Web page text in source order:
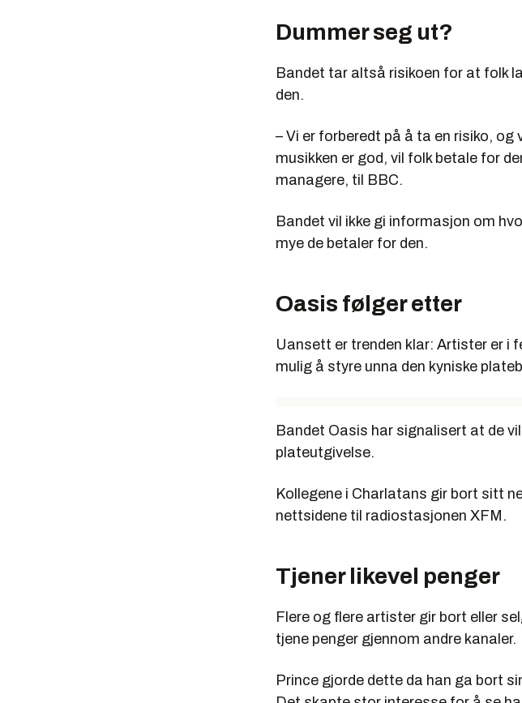
Dummer seg ut?
Bandet tar altså risikoen for at folk
den.
– Vi er forberedt på å ta en risiko,
musikken er god, vil folk betale for
managere, til BBC.
Bandet vil ikke gi informasjon om
mye de betaler for den.
Oasis følger etter
Uansett er trenden klar: Artister er i
mulig å styre unna den kyniske
Bandet Oasis har signalisert at de
plateutgivelse.
Kollegene i Charlatans gir bort sitt
nettsidene til radiostasjonen XFM.
Tjener likevel penger
Flere og flere artister gir bort eller
tjene penger gjennom andre kanaler.
Prince gjorde dette da han ga bort